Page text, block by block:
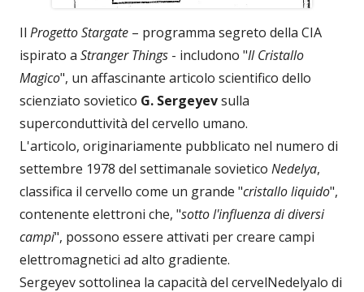
Il Progetto Stargate – programma segreto della CIA
ispirato a Stranger Things - includono "Il Cristallo
Magico", un affascinante articolo scientifico dello
scienziato sovietico G. Sergeyevsulla
superconduttività del cervello umano.
L'articolo, originariamente pubblicato nel numero di
settembre 1978 del settimanale sovietico Nedelya,
classifica il cervello come un grande "cristallo liquido",
contenente elettroni che, "sotto l'influenza di diversi
campi", possono essere attivati per creare campi
elettromagnetici ad alto gradiente.
Sergeyev sottolinea la capacità del cervelNedelyalo di